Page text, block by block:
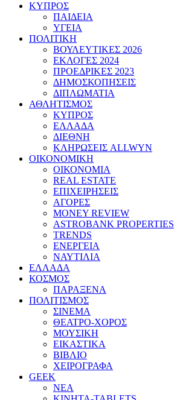
ΚΥΠΡΟΣ
ΠΑΙΔΕΙΑ
ΥΓΕΙΑ
ΠΟΛΙΤΙΚΗ
ΒΟΥΛΕΥΤΙΚΕΣ 2026
ΕΚΛΟΓΕΣ 2024
ΠΡΟΕΔΡΙΚΕΣ 2023
ΔΗΜΟΣΚΟΠΗΣΕΙΣ
ΔΙΠΛΩΜΑΤΙΑ
ΑΘΛΗΤΙΣΜΟΣ
ΚΥΠΡΟΣ
ΕΛΛΑΔΑ
ΔΙΕΘΝΗ
ΚΛΗΡΩΣΕΙΣ ALLWYN
ΟΙΚΟΝΟΜΙΚΗ
ΟΙΚΟΝΟΜΙΑ
REAL ESTATE
ΕΠΙΧΕΙΡΗΣΕΙΣ
ΑΓΟΡΕΣ
MONEY REVIEW
ASTROBANK PROPERTIES
TRENDS
ΕΝΕΡΓΕΙΑ
ΝΑΥΤΙΛΙΑ
ΕΛΛΑΔΑ
ΚΟΣΜΟΣ
ΠΑΡΑΞΕΝΑ
ΠΟΛΙΤΙΣΜΟΣ
ΣΙΝΕΜΑ
ΘΕΑΤΡΟ-ΧΟΡΟΣ
ΜΟΥΣΙΚΗ
ΕΙΚΑΣΤΙΚΑ
ΒΙΒΛΙΟ
ΧΕΙΡΟΓΡΑΦΑ
GEEK
ΝΕΑ